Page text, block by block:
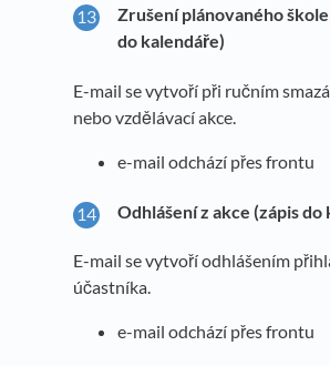
Zrušení plánovaného
do kalendáře)
E-mail se vytvoří při ručním
nebo vzdělávací akce.
e-mail odchází přes frontu
Odhlášení z akce (zápis do
E-mail se vytvoří odhlášením
účastníka.
e-mail odchází přes frontu